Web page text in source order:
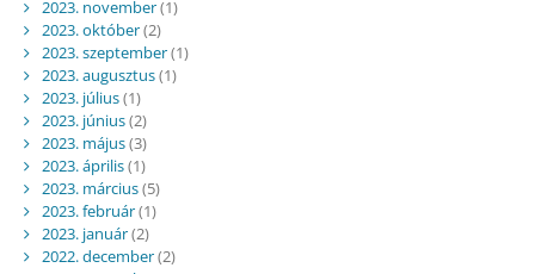
2023. november(1)
2023. október(2)
2023. szeptember(1)
2023. augusztus(1)
2023. július(1)
2023. június(2)
2023. május(3)
2023. április(1)
2023. március(5)
2023. február(1)
2023. január(2)
2022. december(2)